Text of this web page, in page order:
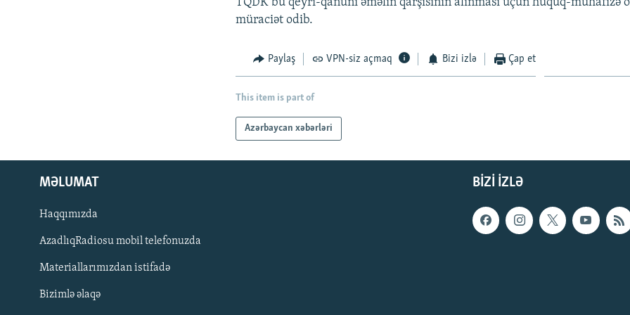
müraciət odib.
Paylaş VPN-siz açmaq Bizi izlə Çap et
This item is part of
Azərbaycan xəbərləri
BIZI IZLƏ
MƏLUMAT
Haqqımızda
AzadlıqRadiosu mobil telefonuzda
Materiallarımızdan istifadə
Bizimlə əlaqə